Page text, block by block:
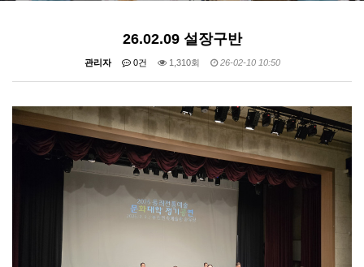
26.02.09 설장구반
관리자 0건 1,310회 26-02-10 10:50